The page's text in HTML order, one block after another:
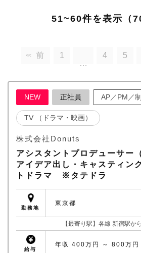
51~60件を表示（
<< 前
1
…
4 5
NEW 正社員 AP／PM／
TV （ドラマ・映画）
株式会社Donuts
アシスタントプロデューサー
アイデア出し・キャスティン
トドラマ ※タテドラ
勤務地
東京都
【最寄り駅】各線 新宿駅か
給与
年収 400万円 ～ 800万円